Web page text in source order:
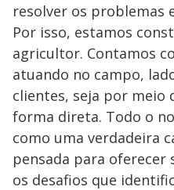
resolver os problemas
Por isso, estamos
agricultor. Contamos
atuando no campo,
clientes, seja por meio
forma direta. Todo o
como uma verdadeira
pensada para oferecer
os desafios que